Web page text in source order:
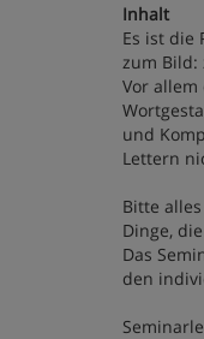
Inhalt
Es ist die
zum Bild:
Vor
und
Lettern
Bitte
Dinge,
Das
den